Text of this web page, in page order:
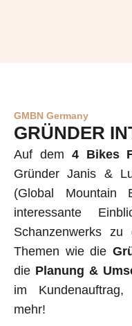
GMBN Germany
GRÜNDER
Auf dem 4 Bikes
Gründer Janis &
(Global Mountain
interessante
Schanzenwerks
Themen wie die
die Pla­nung &
im Kundenauftrag,
mehr!